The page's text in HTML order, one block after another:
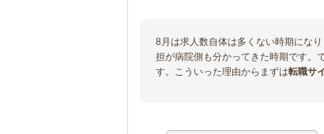
8月は求人数自体は多くない時期にな
担が病院側も分かってきた時期です。
す。こういった理由からまずは転職サ